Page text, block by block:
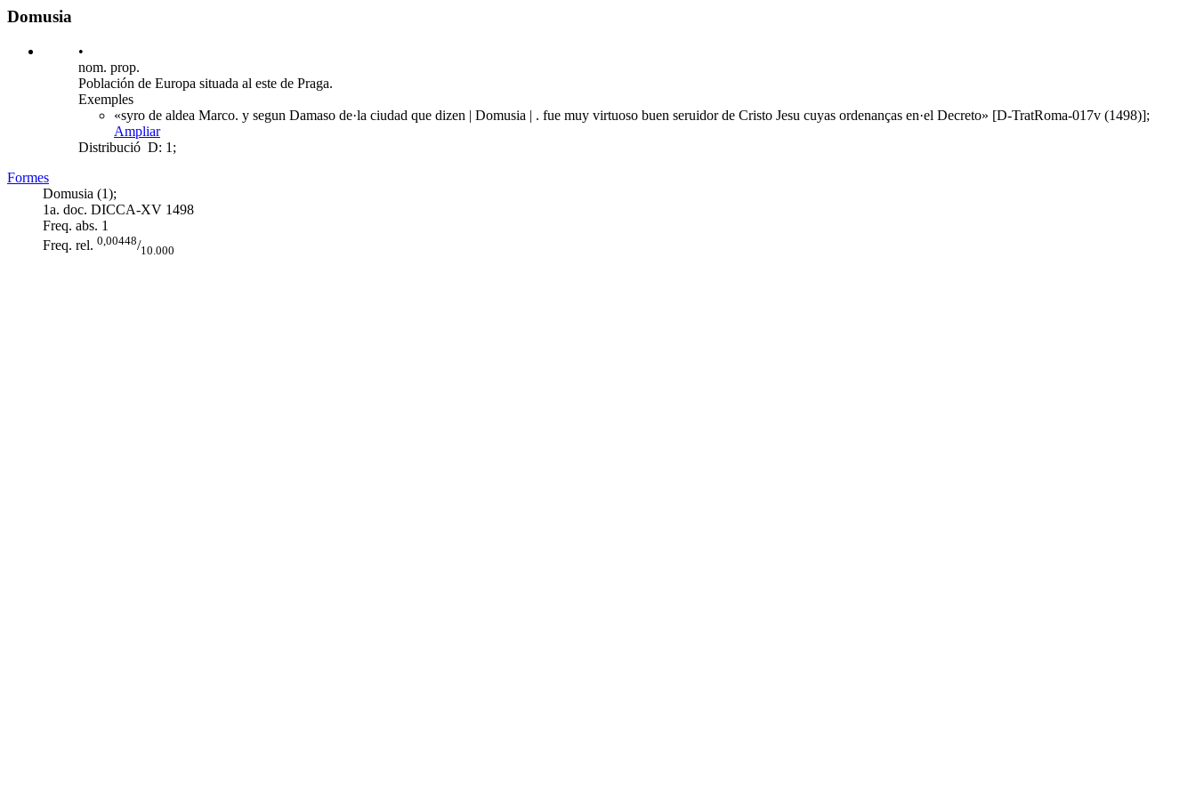
Domusia
•
nom. prop.
Población de Europa situada al este de Praga.
Exemples
«syro de aldea Marco. y segun Damaso de·la ciudad que dizen | Domusia | . fue muy virtuoso buen seruidor de Cristo Jesu cuyas ordenanças en·el Decreto» [D-TratRoma-017v (1498)];
Ampliar
Distribució D: 1;
Formes
Domusia (1);
1a. doc. DICCA-XV 1498
Freq. abs. 1
Freq. rel. 0,00448/10.000